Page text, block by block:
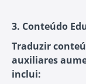
3. Conteúdo
Traduzir
auxiliares
inclui: